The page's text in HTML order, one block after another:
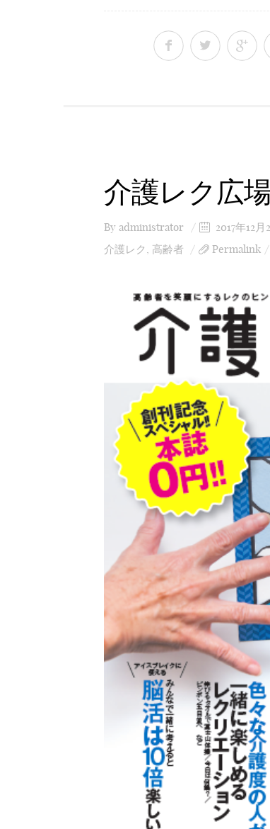
介護レク広
By administrator 2017年12
介護レク
高齢者 Permalink